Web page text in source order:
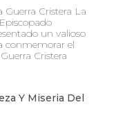
Guerra Cristera La
un valioso
conmemorar el
Cristera
Y Miseria Del